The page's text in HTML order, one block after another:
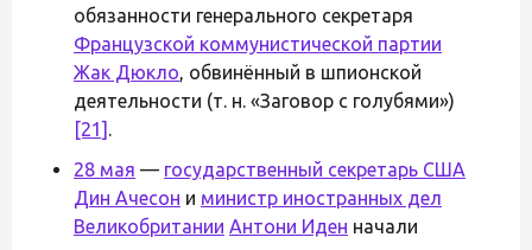
обязанности генерального секретаря
Французской коммунистической партии
Жак Дюкло, обвинённый в шпионской
деятельности (т. н. «Заговор с голубями»)
[21] .
28 мая — государственный секретарь США
Дин Ачесон и министр иностранных дел
Великобритании Антони Иден начали